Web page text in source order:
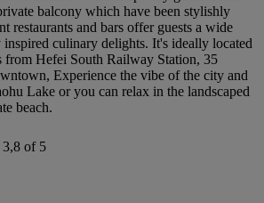
balcony which have been stylishly
restaurants and bars offer guests a wide
culinary delights. It's ideally located
from Hefei South Railway Station, 35
Experience the vibe of the city and
Lake or you can relax in the landscaped
beach.
3,8 of 5